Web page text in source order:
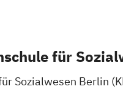
für
Sozialwesen Berlin